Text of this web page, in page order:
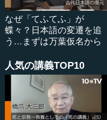
なぜ「てふてふ」が
蝶々？日本語の変遷を追
う…まずは万葉仮名から
人気の講義TOP10